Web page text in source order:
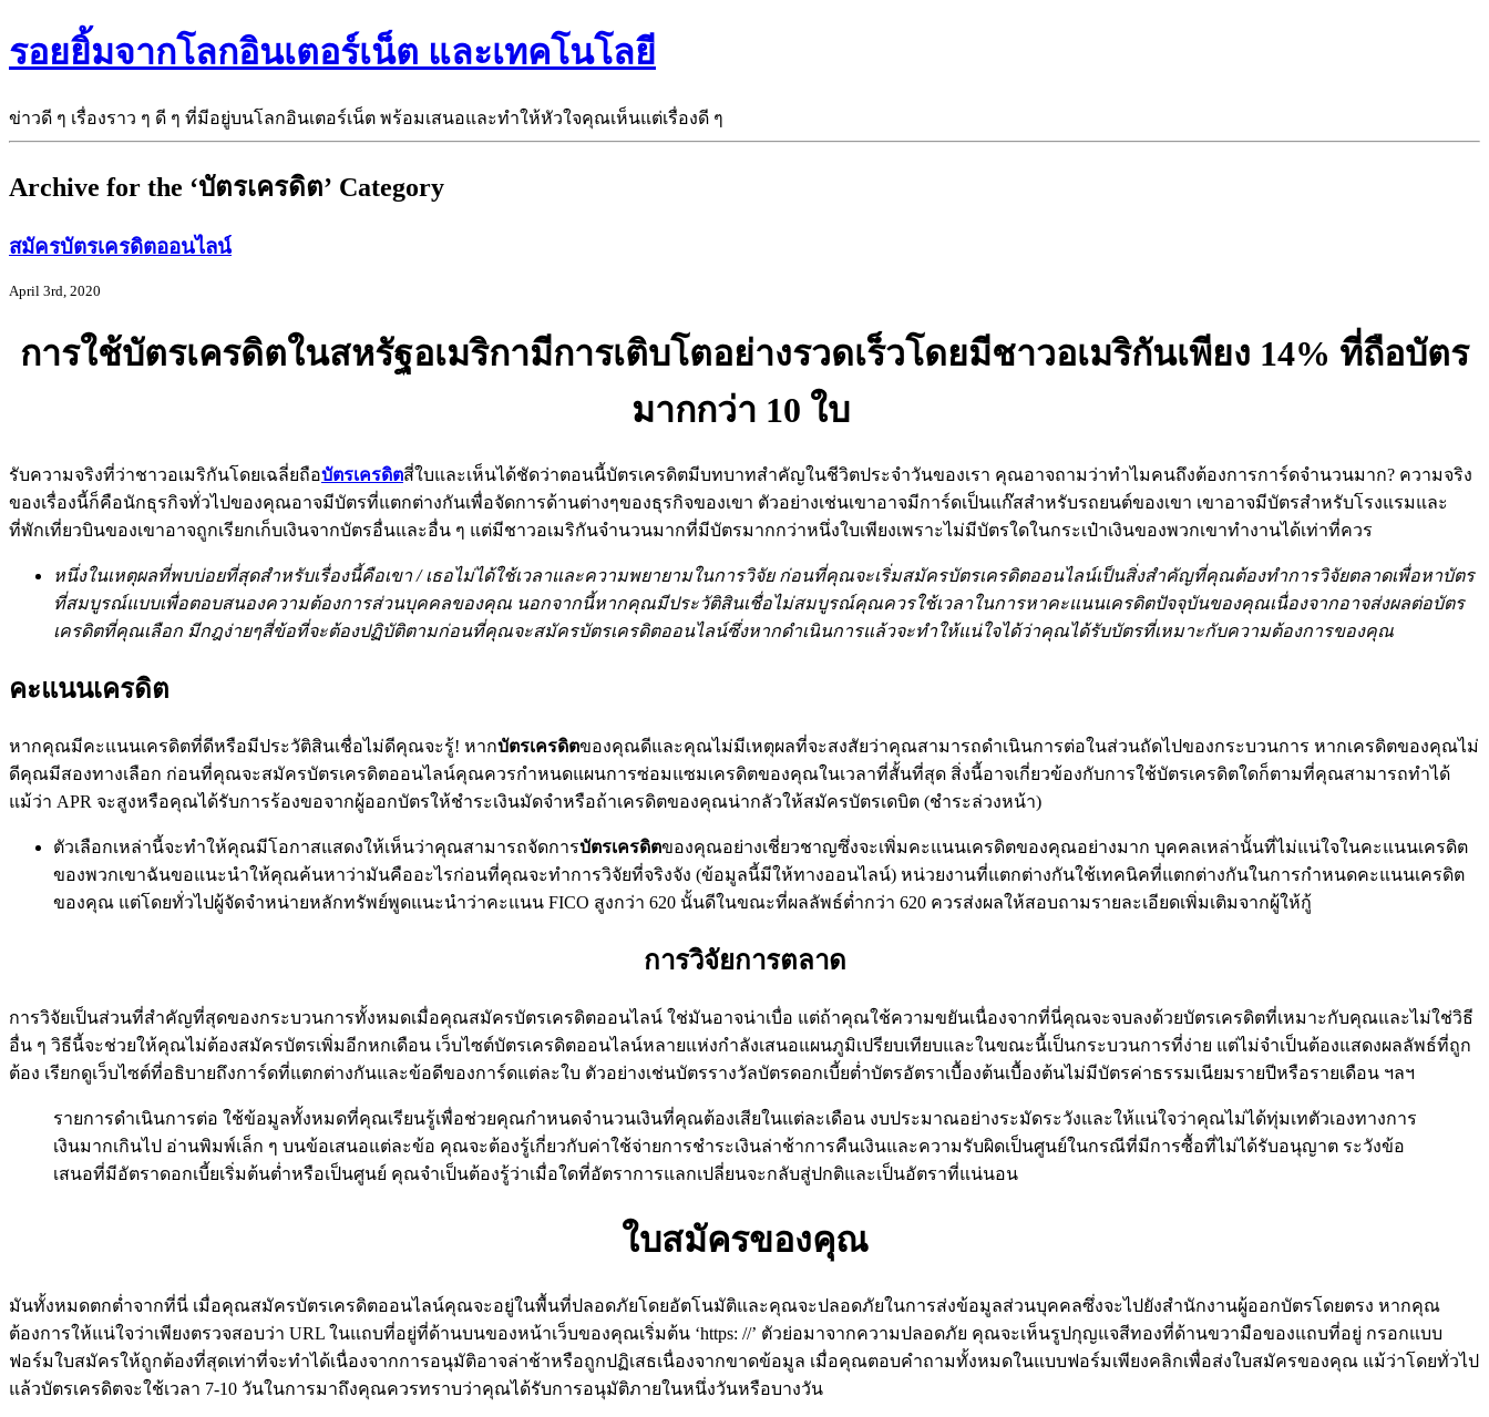
รอยยิ้มจากโลกอินเตอร์เน็ต และเทคโนโลยี
ข่าวดี ๆ เรื่องราว ๆ ดี ๆ ที่มีอยู่บนโลกอินเตอร์เน็ต พร้อมเสนอและทำให้หัวใจคุณเห็นแต่เรื่องดี ๆ
Archive for the ‘บัตรเครดิต’ Category
สมัครบัตรเครดิตออนไลน์
April 3rd, 2020
การใช้บัตรเครดิตในสหรัฐอเมริกามีการเติบโตอย่างรวดเร็วโดยมีชาวอเมริกันเพียง 14% ที่ถือบัตร
มากกว่า 10 ใบ
รับความจริงที่ว่าชาวอเมริกันโดยเฉลี่ยถือบัตรเครดิตสี่ใบและเห็นได้ชัดว่าตอนนี้บัตรเครดิตมีบทบาทสำคัญในชีวิตประจำวันของเรา คุณอาจถามว่าทำไมคนถึงต้องการการ์ดจำนวนมาก? ความจริง
ของเรื่องนี้ก็คือนักธุรกิจทั่วไปของคุณอาจมีบัตรที่แตกต่างกันเพื่อจัดการด้านต่างๆของธุรกิจของเขา ตัวอย่างเช่นเขาอาจมีการ์ดเป็นแก๊สสำหรับรถยนต์ของเขา เขาอาจมีบัตรสำหรับโรงแรมและ
ที่พักเที่ยวบินของเขาอาจถูกเรียกเก็บเงินจากบัตรอื่นและอื่น ๆ แต่มีชาวอเมริกันจำนวนมากที่มีบัตรมากกว่าหนึ่งใบเพียงเพราะไม่มีบัตรใดในกระเป๋าเงินของพวกเขาทำงานได้เท่าที่ควร
หนึ่งในเหตุผลที่พบบ่อยที่สุดสำหรับเรื่องนี้คือเขา / เธอไม่ได้ใช้เวลาและความพยายามในการวิจัย ก่อนที่คุณจะเริ่มสมัครบัตรเครดิตออนไลน์เป็นสิ่งสำคัญที่คุณต้องทำการวิจัยตลาดเพื่อหาบัตร
ที่สมบูรณ์แบบเพื่อตอบสนองความต้องการส่วนบุคคลของคุณ นอกจากนี้หากคุณมีประวัติสินเชื่อไม่สมบูรณ์คุณควรใช้เวลาในการหาคะแนนเครดิตปัจจุบันของคุณเนื่องจากอาจส่งผลต่อบัตร
เครดิตที่คุณเลือก มีกฎง่ายๆสี่ข้อที่จะต้องปฏิบัติตามก่อนที่คุณจะสมัครบัตรเครดิตออนไลน์ซึ่งหากดำเนินการแล้วจะทำให้แน่ใจได้ว่าคุณได้รับบัตรที่เหมาะกับความต้องการของคุณ
คะแนนเครดิต
หากคุณมีคะแนนเครดิตที่ดีหรือมีประวัติสินเชื่อไม่ดีคุณจะรู้! หากบัตรเครดิตของคุณดีและคุณไม่มีเหตุผลที่จะสงสัยว่าคุณสามารถดำเนินการต่อในส่วนถัดไปของกระบวนการ หากเครดิตของคุณไม่
ดีคุณมีสองทางเลือก ก่อนที่คุณจะสมัครบัตรเครดิตออนไลน์คุณควรกำหนดแผนการซ่อมแซมเครดิตของคุณในเวลาที่สั้นที่สุด สิ่งนี้อาจเกี่ยวข้องกับการใช้บัตรเครดิตใดก็ตามที่คุณสามารถทำได้
แม้ว่า APR จะสูงหรือคุณได้รับการร้องขอจากผู้ออกบัตรให้ชำระเงินมัดจำหรือถ้าเครดิตของคุณน่ากลัวให้สมัครบัตรเดบิต (ชำระล่วงหน้า)
ตัวเลือกเหล่านี้จะทำให้คุณมีโอกาสแสดงให้เห็นว่าคุณสามารถจัดการบัตรเครดิตของคุณอย่างเชี่ยวชาญซึ่งจะเพิ่มคะแนนเครดิตของคุณอย่างมาก บุคคลเหล่านั้นที่ไม่แน่ใจในคะแนนเครดิต
ของพวกเขาฉันขอแนะนำให้คุณค้นหาว่ามันคืออะไรก่อนที่คุณจะทำการวิจัยที่จริงจัง (ข้อมูลนี้มีให้ทางออนไลน์) หน่วยงานที่แตกต่างกันใช้เทคนิคที่แตกต่างกันในการกำหนดคะแนนเครดิต
ของคุณ แต่โดยทั่วไปผู้จัดจำหน่ายหลักทรัพย์พูดแนะนำว่าคะแนน FICO สูงกว่า 620 นั้นดีในขณะที่ผลลัพธ์ต่ำกว่า 620 ควรส่งผลให้สอบถามรายละเอียดเพิ่มเติมจากผู้ให้กู้
การวิจัยการตลาด
การวิจัยเป็นส่วนที่สำคัญที่สุดของกระบวนการทั้งหมดเมื่อคุณสมัครบัตรเครดิตออนไลน์ ใช่มันอาจน่าเบื่อ แต่ถ้าคุณใช้ความขยันเนื่องจากที่นี่คุณจะจบลงด้วยบัตรเครดิตที่เหมาะกับคุณและไม่ใช่วิธี
อื่น ๆ วิธีนี้จะช่วยให้คุณไม่ต้องสมัครบัตรเพิ่มอีกหกเดือน เว็บไซต์บัตรเครดิตออนไลน์หลายแห่งกำลังเสนอแผนภูมิเปรียบเทียบและในขณะนี้เป็นกระบวนการที่ง่าย แต่ไม่จำเป็นต้องแสดงผลลัพธ์ที่ถูก
ต้อง เรียกดูเว็บไซต์ที่อธิบายถึงการ์ดที่แตกต่างกันและข้อดีของการ์ดแต่ละใบ ตัวอย่างเช่นบัตรรางวัลบัตรดอกเบี้ยต่ำบัตรอัตราเบื้องต้นเบื้องต้นไม่มีบัตรค่าธรรมเนียมรายปีหรือรายเดือน ฯลฯ
รายการดำเนินการต่อ ใช้ข้อมูลทั้งหมดที่คุณเรียนรู้เพื่อช่วยคุณกำหนดจำนวนเงินที่คุณต้องเสียในแต่ละเดือน งบประมาณอย่างระมัดระวังและให้แน่ใจว่าคุณไม่ได้ทุ่มเทตัวเองทางการ
เงินมากเกินไป อ่านพิมพ์เล็ก ๆ บนข้อเสนอแต่ละข้อ คุณจะต้องรู้เกี่ยวกับค่าใช้จ่ายการชำระเงินล่าช้าการคืนเงินและความรับผิดเป็นศูนย์ในกรณีที่มีการซื้อที่ไม่ได้รับอนุญาต ระวังข้อ
เสนอที่มีอัตราดอกเบี้ยเริ่มต้นต่ำหรือเป็นศูนย์ คุณจำเป็นต้องรู้ว่าเมื่อใดที่อัตราการแลกเปลี่ยนจะกลับสู่ปกติและเป็นอัตราที่แน่นอน
ใบสมัครของคุณ
มันทั้งหมดตกต่ำจากที่นี่ เมื่อคุณสมัครบัตรเครดิตออนไลน์คุณจะอยู่ในพื้นที่ปลอดภัยโดยอัตโนมัติและคุณจะปลอดภัยในการส่งข้อมูลส่วนบุคคลซึ่งจะไปยังสำนักงานผู้ออกบัตรโดยตรง หากคุณ
ต้องการให้แน่ใจว่าเพียงตรวจสอบว่า URL ในแถบที่อยู่ที่ด้านบนของหน้าเว็บของคุณเริ่มต้น ‘https: //’ ตัวย่อมาจากความปลอดภัย คุณจะเห็นรูปกุญแจสีทองที่ด้านขวามือของแถบที่อยู่ กรอกแบบ
ฟอร์มใบสมัครให้ถูกต้องที่สุดเท่าที่จะทำได้เนื่องจากการอนุมัติอาจล่าช้าหรือถูกปฏิเสธเนื่องจากขาดข้อมูล เมื่อคุณตอบคำถามทั้งหมดในแบบฟอร์มเพียงคลิกเพื่อส่งใบสมัครของคุณ แม้ว่าโดยทั่วไป
แล้วบัตรเครดิตจะใช้เวลา 7-10 วันในการมาถึงคุณควรทราบว่าคุณได้รับการอนุมัติภายในหนึ่งวันหรือบางวัน